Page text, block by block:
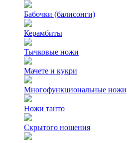
Бабочки (балисонги)
Керамбиты
Тычковые ножи
Мачете и кукри
Многофункциональные ножи
Ножи танто
Скрытого ношения